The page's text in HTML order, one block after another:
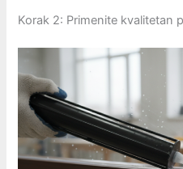
Korak 2: Primenite kvalitetan